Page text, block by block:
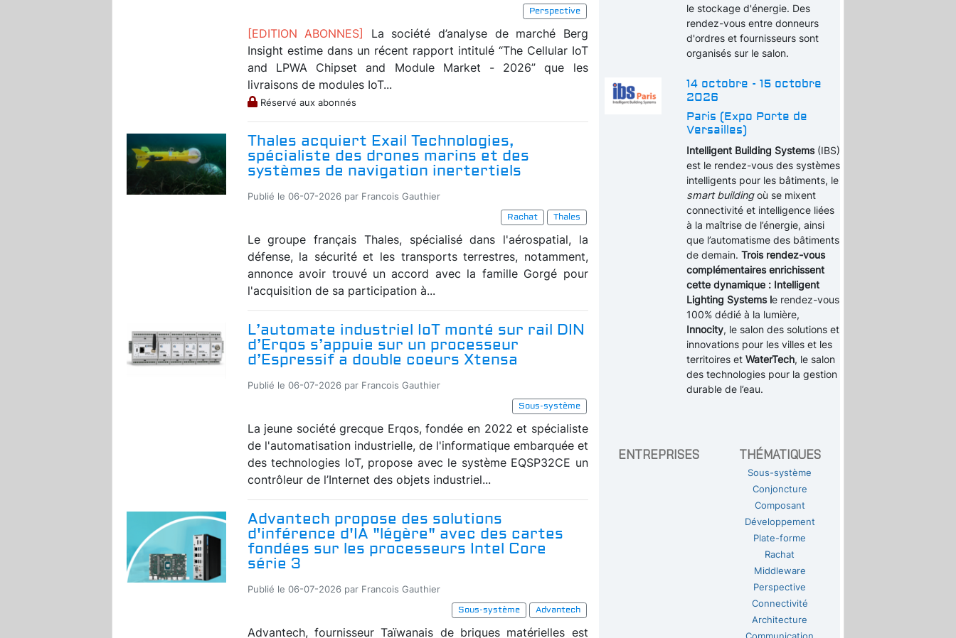
Perspective
[EDITION ABONNES] La société d’analyse de marché Berg
Insight estime dans un récent rapport intitulé “The Cellular IoT
and LPWA Chipset and Module Market - 2026” que les
livraisons de modules IoT...
Réservé aux abonnés
Thales acquiert Exail Technologies,
spécialiste des drones marins et des
systèmes de navigation inertertiels
Publié le 06-07-2026 par Francois Gauthier
Rachat
Thales
Le groupe français Thales, spécialisé dans l'aérospatial, la
défense, la sécurité et les transports terrestres, notamment,
annonce avoir trouvé un accord avec la famille Gorgé pour
l'acquisition de sa participation à...
L’automate industriel IoT monté sur rail DIN
d’Erqos s’appuie sur un processeur
d’Espressif a double coeurs Xtensa
Publié le 06-07-2026 par Francois Gauthier
Sous-système
La jeune société grecque Erqos, fondée en 2022 et spécialiste
de l'automatisation industrielle, de l'informatique embarquée et
des technologies IoT, propose avec le système EQSP32CE un
contrôleur de l’Internet des objets industriel...
Advantech propose des solutions
d'inférence d'IA "légère" avec des cartes
fondées sur les processeurs Intel Core
série 3
Publié le 06-07-2026 par Francois Gauthier
Sous-système
Advantech
Advantech, fournisseur Taïwanais de briques matérielles est
le stockage d'énergie. Des
rendez-vous entre donneurs
d'ordres et fournisseurs sont
organisés sur le salon.
14 octobre - 15 octobre
2026
Paris (Expo Porte de
Versailles)
Intelligent Building Systems(IBS)
est le rendez-vous des systèmes
intelligents pour les bâtiments, le
smart buildingoù se mixent
connectivité et intelligence liées
à la maîtrise de l’énergie, ainsi
que l’automatisme des bâtiments
de demain. Trois rendez-vous
complémentaires enrichissent
cette dynamique : Intelligent
Lighting Systems le rendez-vous
100% dédié à la lumière,
Innocity, le salon des solutions et
innovations pour les villes et les
territoires et WaterTech, le salon
des technologies pour la gestion
durable de l’eau.
ENTREPRISES THÉMATIQUES
Sous-système
Conjoncture
Composant
Développement
Plate-forme
Rachat
Middleware
Perspective
Connectivité
Architecture